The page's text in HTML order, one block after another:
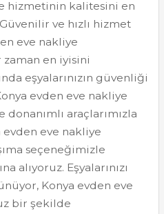
hizmetinin kalitesini en
ve hızlı hizmet
eve nakliye
en iyisini
eşyalarınızın güvenliği
evden eve nakliye
araçlarımızla
eve nakliye
seçeneğimizle
alıyoruz. Eşyalarınızı
Konya evden eve
bir şekilde